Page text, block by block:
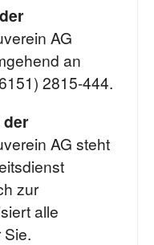
AG
an
2815-444.
AG steht
zur
alle